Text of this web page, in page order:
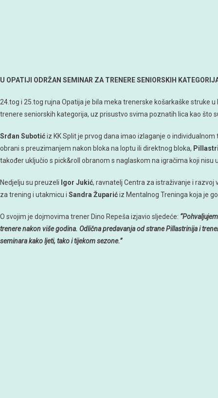
U OPATIJI ODRŽAN SEMINAR ZA TRENERE SENIORSKIH
24.tog i 25.tog rujna Opatija je bila meka trenerske košarkaške struke
trenere seniorskih kategorija, uz prisustvo svima poznatih lica kao što
Srđan Subotićiz KK Split je prvog dana imao izlaganje o
obrani s preuzimanjem nakon bloka na loptu ili direktnog bloka,
također uključio s pick&roll obranom s naglaskom na igračima koji nisu
Nedjelju su preuzeli Igor Jukić, ravnatelj Centra za istraživanje i
za trening i utakmicu i Sandra Župarićiz Mentalnog Treninga koja je
O svojim je dojmovima trener Dino Repeša izjavio sljedeće:
trenere nakon više godina. Odlična predavanja od strane Pillastrinija i
seminara kako ljeti, tako i tijekom sezone.”